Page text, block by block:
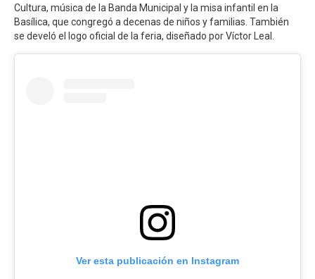
Cultura, música de la Banda Municipal y la misa infantil en la
Basílica, que congregó a decenas de niños y familias. También
se develó el logo oficial de la feria, diseñado por Víctor Leal.
Ver esta publicación en Instagram